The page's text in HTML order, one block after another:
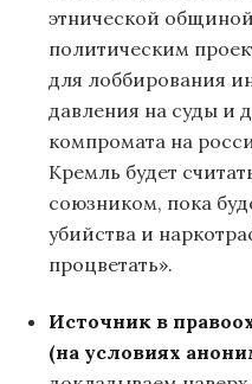
этнической
политическим
для лоббирования
давления на суды и
компромата на
Кремль будет
союзником, пока
убийства и
процветать».
Источник в
(на условиях